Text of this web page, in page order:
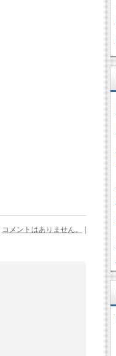
コメントはありません。 |